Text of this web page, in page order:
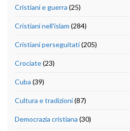
Cristiani e guerra (25)
Cristiani nell'islam (284)
Cristiani perseguitati(205)
Crociate(23)
Cuba (39)
Cultura e tradizioni(87)
Democrazia cristiana (30)